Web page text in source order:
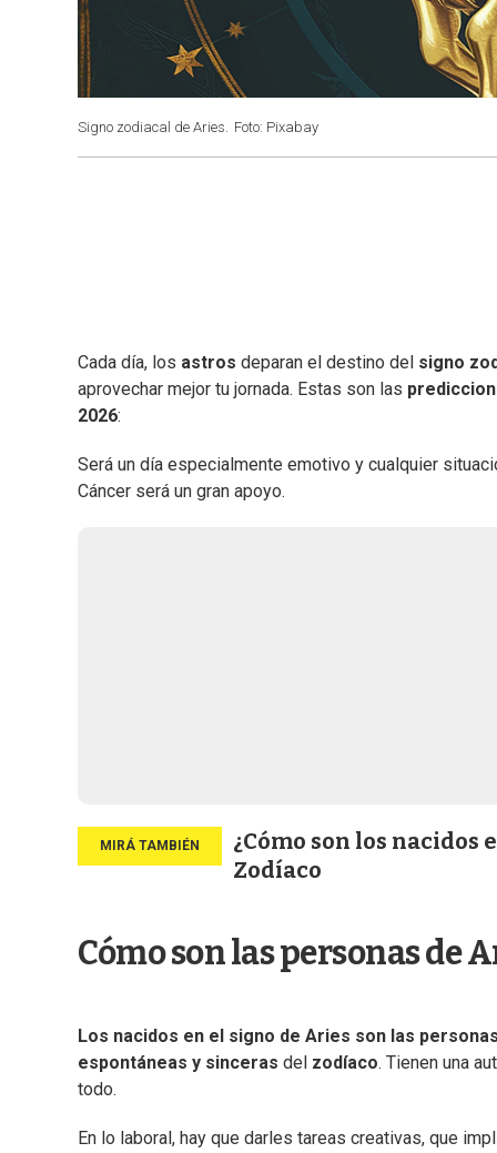
Signo zodiacal de Aries. Foto: Pixabay
Cada día, los astros deparan el destino del signo
aprovechar mejor tu jornada. Estas son las
2026:
Será un día especialmente emotivo y cualquier
Cáncer será un gran apoyo.
¿Cómo son los nacidos
Zodíaco
Cómo son las personas de
Los nacidos en el signo de Aries son las
espontáneas y sinceras del zodíaco. Tienen una
todo.
En lo laboral, hay que darles tareas creativas, que